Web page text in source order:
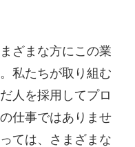
ざまな方にこの業
私たちが取り組む
人を採用してプロ
仕事ではありませ
ては、さまざまな